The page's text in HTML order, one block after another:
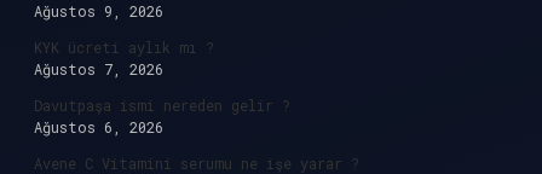
Ağustos 9, 2026
KYK ücreti aylık mı ?
Ağustos 7, 2026
Davutpaşa ismi nereden gelir ?
Ağustos 6, 2026
Avene C Vitamini serumu ne işe yarar ?